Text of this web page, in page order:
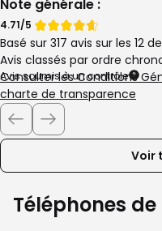
Note générale :
Note
de
Note
de
4.71/5
Basé sur 317 avis sur les 12
Avis classés par ordre
Avis soumis à un contrôle
Consulter les Conditions
charte de transparence
Voir
Téléphones